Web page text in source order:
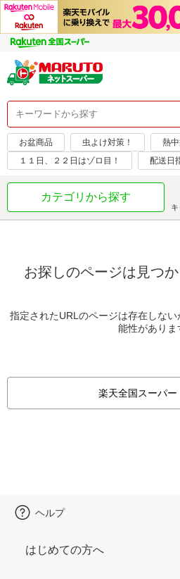
お盆商品 虫よけ対策！ 熱中
１１日、２２日はゾロ目！
配送日
カテゴリから探す
キ
お探しのページは見つか
指定されたURLのページは存在しな
能性がありま
楽天全国スーパー
ヘルプ
はじめての方へ